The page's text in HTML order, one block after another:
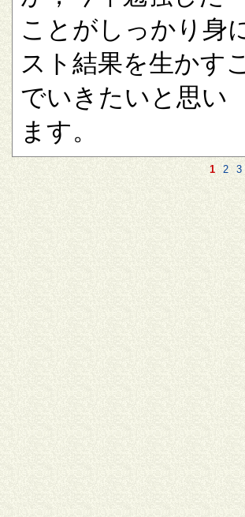
ことがしっかり身
スト結果を生かす
でいきたいと思い
ます。
1 2 3